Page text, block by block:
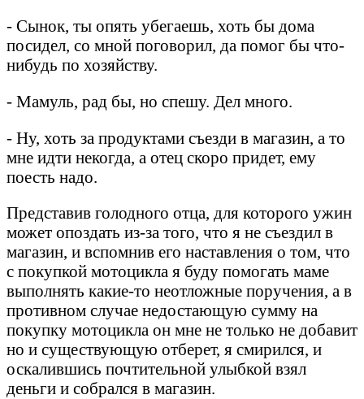
- Сынок, ты опять убегаешь, хоть бы дома
посидел, со мной поговорил, да помог бы что-
нибудь по хозяйству.
- Мамуль, рад бы, но спешу. Дел много.
- Ну, хоть за продуктами съезди в магазин, а то
мне идти некогда, а отец скоро придет, ему
поесть надо.
Представив голодного отца, для которого ужин
может опоздать из-за того, что я не съездил в
магазин, и вспомнив его наставления о том, что
с покупкой мотоцикла я буду помогать маме
выполнять какие-то неотложные поручения, а в
противном случае недостающую сумму на
покупку мотоцикла он мне не только не добавит
но и существующую отберет, я смирился, и
оскалившись почтительной улыбкой взял
деньги и собрался в магазин.